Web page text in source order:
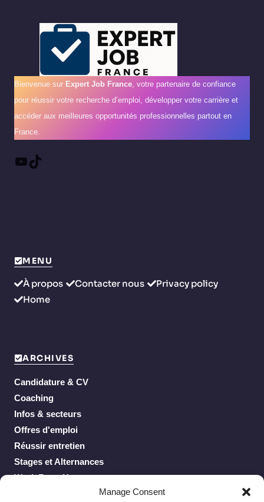
Manage Consent
Bienvenue sur Expert Job France , votre partenaire de confiance
pour réussir votre recherche d’emploi, développer votre carrière et
accéder aux meilleures opportunités professionnelles partout en
France.
YouTube
TikTok
MENU
À propos Contacter nous
Privacy policy
Home
ARCHIVES
Candidature & CV
Coaching
Infos & secteurs
Offres d'emploi
Réussir entretien
Stages et Alternances
Work From Home